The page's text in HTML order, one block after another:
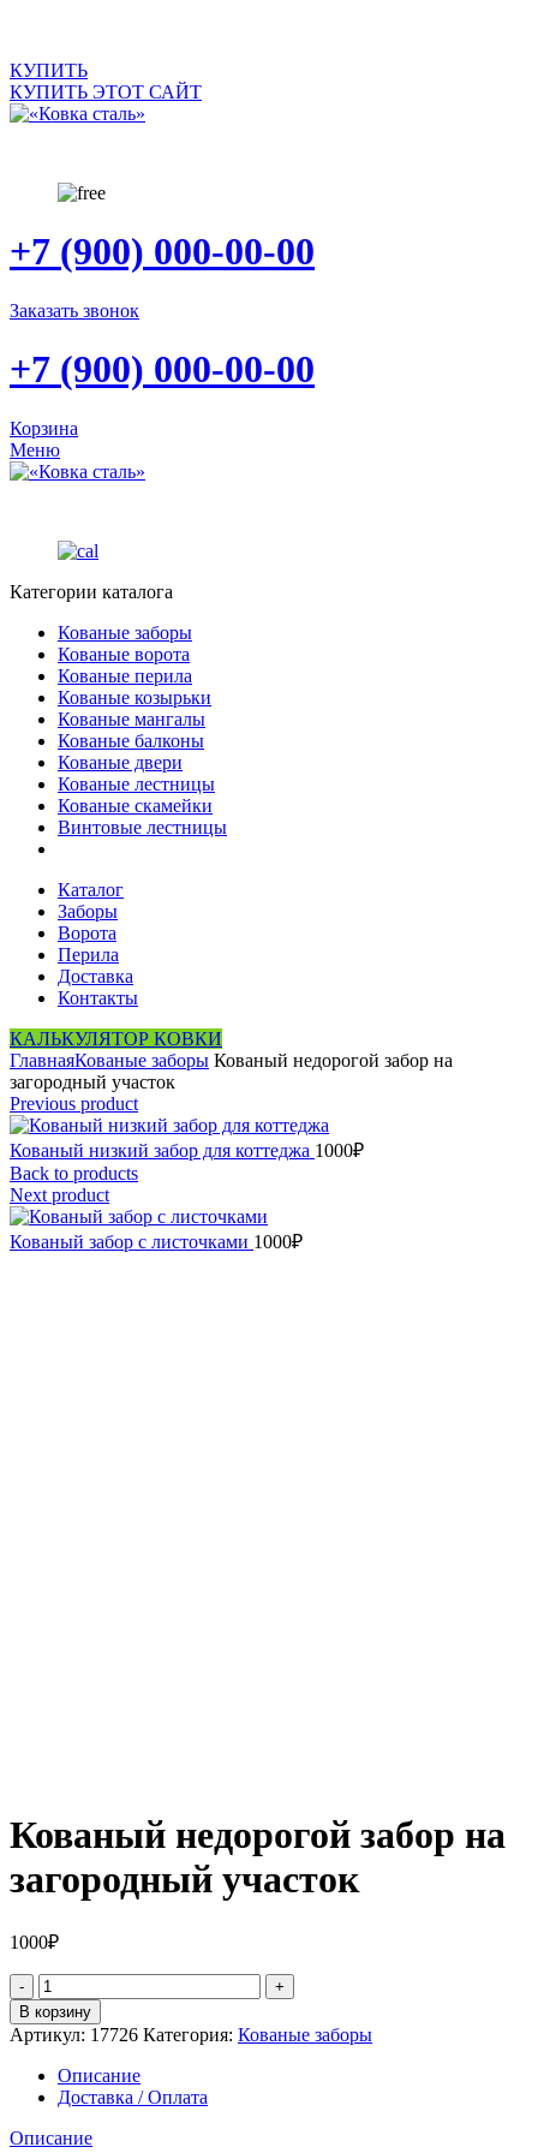
КУПИТЬ
КУПИТЬ ЭТОТ САЙТ
+7 (900) 000-00-00
Заказать звонок
+7 (900) 000-00-00
Корзина
Меню
Категории каталога
Кованые заборы
Кованые ворота
Кованые перила
Кованые козырьки
Кованые мангалы
Кованые балконы
Кованые двери
Кованые лестницы
Кованые скамейки
Винтовые лестницы
Каталог
Заборы
Ворота
Перила
Доставка
Контакты
КАЛЬКУЛЯТОР КОВКИ
ГлавнаяКованые заборы Кованый недорогой забор на
загородный участок
Previous product
Кованый низкий забор для коттеджа 1000₽
Back to products
Next product
Кованый забор с листочками 1000₽
Кованый недорогой забор на
загородный участок
1000₽
Количество
товара
Кованый
недорогой
забор
на
загородный
участок
В корзину
Артикул: 17726 Категория: Кованые заборы
Описание
Доставка / Оплата
Описание